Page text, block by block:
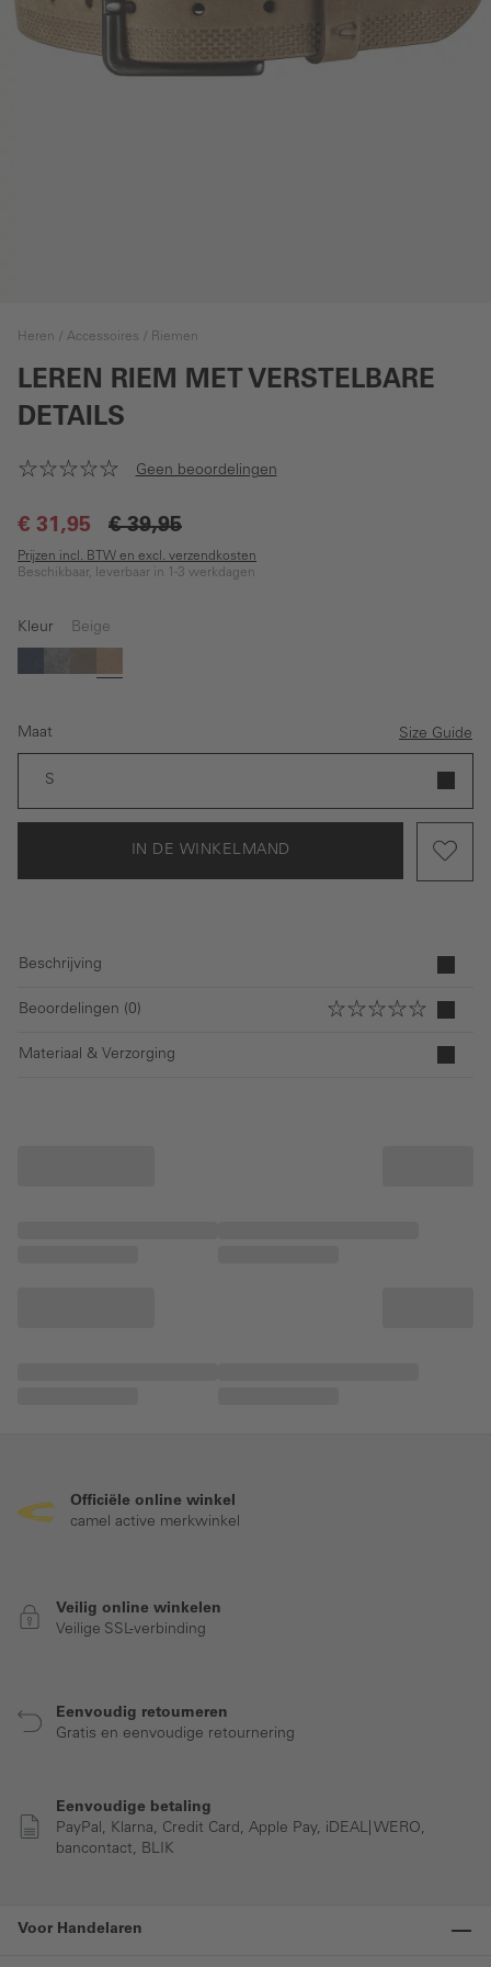
Heren Accessoires Riemen
LEREN RIEM MET VERSTELBARE
DETAILS
Geen beoordelingen
€ 31,95 € 39,95
Prijzen incl. BTW en excl. verzendkosten
Beschikbaar, leverbaar in 1-3 werkdagen
Kleur Beige
BlauwZwartBruinBeige
Maat Size Guide
S
IN DE WINKELMAND
Beschrijving
Beoordelingen (0)
Materiaal & Verzorging
Officiële online winkel
camel active merkwinkel
Veilig online winkelen
Veilige SSL-verbinding
Eenvoudig retourneren
Gratis en eenvoudige retournering
Eenvoudige betaling
PayPal, Klarna, Credit Card, Apple Pay, iDEAL| WERO,
bancontact, BLIK
Voor Handelaren